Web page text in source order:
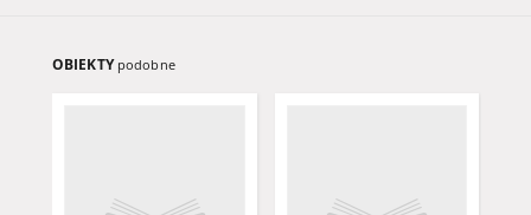
OBIEKTY podobne